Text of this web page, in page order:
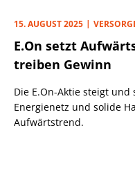
15. AUGUST 2025
E.On setzt
treiben Gewinn
Die E.On-Aktie steigt
Energienetz und solide
Aufwärtstrend.